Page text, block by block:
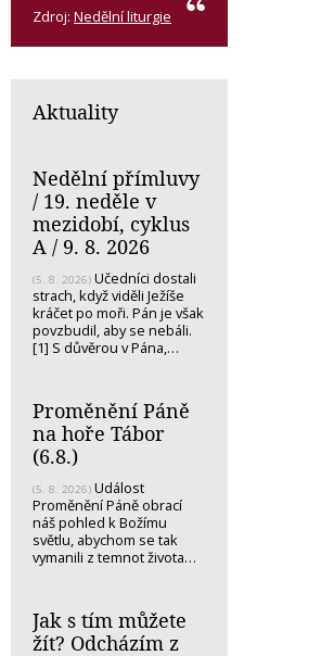
Zdroj: Nedělní liturgie
Aktuality
Nedělní přímluvy
/ 19. neděle v
mezidobí, cyklus
A / 9. 8. 2026
(5. 8. 2026) Učedníci dostali
strach, když viděli Ježíše
kráčet po moři. Pán je však
povzbudil, aby se nebáli.
[1] S důvěrou v Pána,…
Proměnění Páně
na hoře Tábor
(6.8.)
(5. 8. 2026) Událost
Proměnění Páně obrací
náš pohled k Božímu
světlu, abychom se tak
vymanili z temnot života…
Jak s tím můžete
žít? Odcházím z